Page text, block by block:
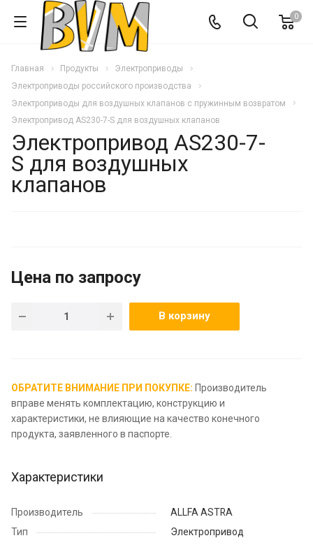
0
Главная Продукты
Электроприводы
Электроприводы российского производства
Электроприводы для воздушных клапанов с пружинным возвратом
Электропривод AS230-7-S для воздушных клапанов
Электропривод AS230-7-
S для воздушных
клапанов
Цена по запросу
В корзину
ОБРАТИТЕ ВНИМАНИЕ ПРИ ПОКУПКЕ: Производитель
вправе менять комплектацию, конструкцию и
характеристики, не влияющие на качество конечного
продукта, заявленного в паспорте.
Характеристики
Производитель
ALLFA ASTRA
Тип
Электропривод